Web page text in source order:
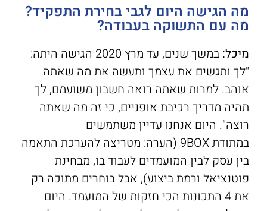
מה הגישה היום לגבי בחירת התפקיד?
מה עם התשוקה בעבודה?
מיכל:
במשך שנים, עד מרץ 2020 הגישה היתה:
"לך ותגשים את עצמך ותעשה את מה שאתה
אוהב. למרות שאתה רואה חשבון משועמם, לך
תהיה מדריך רכיבת אופניים, כי זה מה שאתה
רוצה". היום אנחנו עדיין משתמשים
במתודת 9BOX (הערה: מטריצה להערכת התאמה
בין עסק לבין המועמדים לעבוד בו, מבחינת
פוטנציאל ורמת ביצוע), אבל בוחרים מתוכה רק
את 4 התכונות הכי חזקות של המועמד. היום